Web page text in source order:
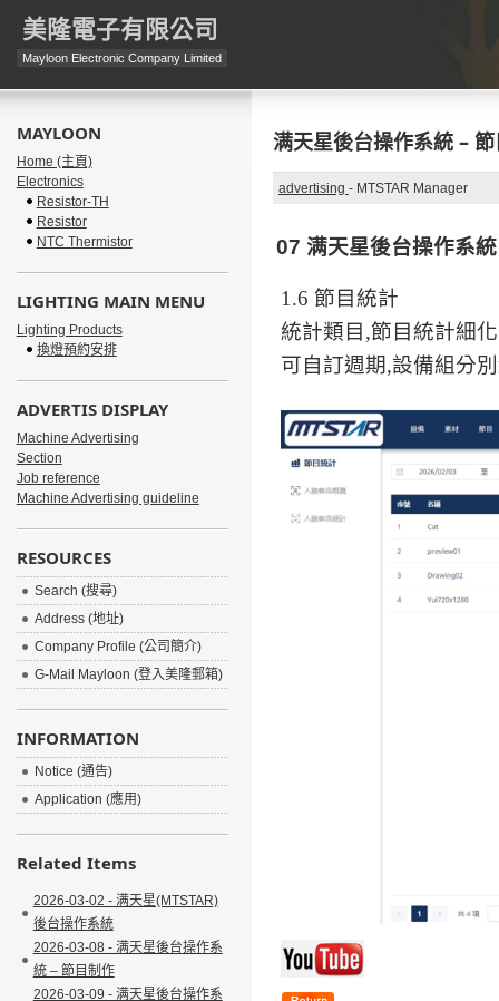
美隆電子有限公司
Mayloon Electronic Company Limited
满天星後台操作系統 –
advertising - MTSTAR Manager
07 满天星後台操作系統
1.6 節目統計
統計類目 ,節目統計細
可自訂週期,設備組分
MAYLOON
Home (主頁)
Electronics
Resistor-TH
Resistor
NTC Thermistor
LIGHTING MAIN MENU
Lighting Products
換燈預約安排
ADVERTIS DISPLAY
Machine Advertising
Section
Job reference
Machine Advertising guideline
RESOURCES
Search (搜尋)
Address (地址)
Company Profile (公司簡介)
G-Mail Mayloon (登入美隆郵箱)
INFORMATION
Notice (通告)
Application (應用)
Related Items
2026-03-02 - 满天星(MTSTAR)
後台操作系統
2026-03-08 - 满天星後台操作系
統 – 節目制作
2026-03-09 - 满天星後台操作系